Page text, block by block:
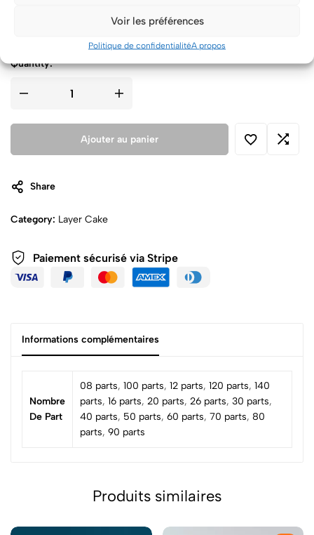
Voir les préférences
Politique de confidentialitéA propos
Avec inscription[+3.00 €]
Quantity:
Ajouter au panier
Share
Category: Layer Cake
Paiement sécurisé via Stripe
Informations complémentaires
Nombre
De Part
08 parts, 100 parts, 12 parts, 120 parts, 140
parts, 16 parts, 20 parts, 26 parts, 30 parts,
40 parts, 50 parts, 60 parts, 70 parts, 80
parts, 90 parts
Produits similaires